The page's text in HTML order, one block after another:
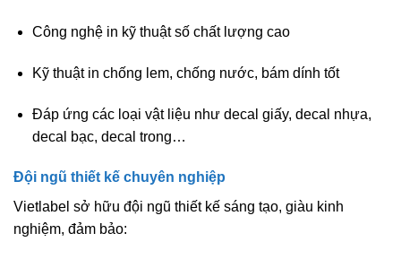
Công nghệ in kỹ thuật số chất lượng cao
Kỹ thuật in chống lem, chống nước, bám dính tốt
Đáp ứng các loại vật liệu như decal giấy, decal nhựa,
decal bạc, decal trong…
Đội ngũ thiết kế chuyên nghiệp
Vietlabel sở hữu đội ngũ thiết kế sáng tạo, giàu kinh
nghiệm, đảm bảo: